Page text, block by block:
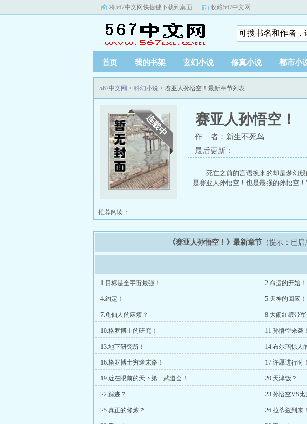
将567中文网快捷键下载到桌面 收藏567中文网
首页 我的书架 玄幻小说 修真小说 都市小
567中文网 > 科幻小说 > 赛亚人孙悟空！最新章节列表
赛亚人孙悟空！
作 者：新生不死鸟
最后更新：
死亡之前的言语换来的却是梦幻
是赛亚人孙悟空！也是最强的孙悟空！
推荐阅读：
《赛亚人孙悟空！》最新章节 （提示：已
1.目标是全宇宙最强！ 2.命运的开始！
4.约定！ 5.天神的回应！
7.龟仙人的麻烦？ 8.大闹红缎带军
10.格罗博士的研究！ 11.孙悟空来袭！
13.地下研究所！ 14.布尔玛惊人
16.格罗博士穷途末路！ 17.许愿进行时！
19.近在眼前的天下第一武道会！ 20.天津饭？
22.踪迹？ 23.孙悟空VS比
25.真正的修炼？ 26.拉蒂兹到来！